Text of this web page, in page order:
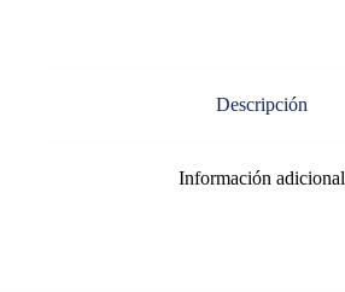
Descripción
Información adicional